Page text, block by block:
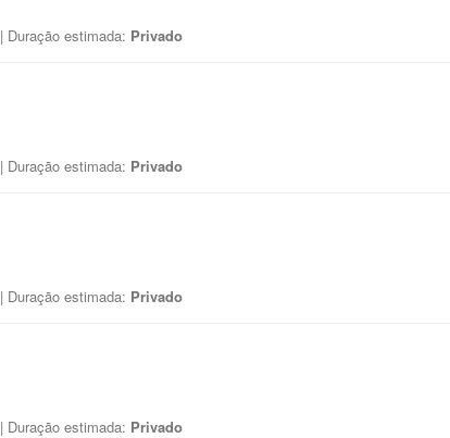
| Duração estimada: Privado
| Duração estimada: Privado
| Duração estimada: Privado
| Duração estimada: Privado